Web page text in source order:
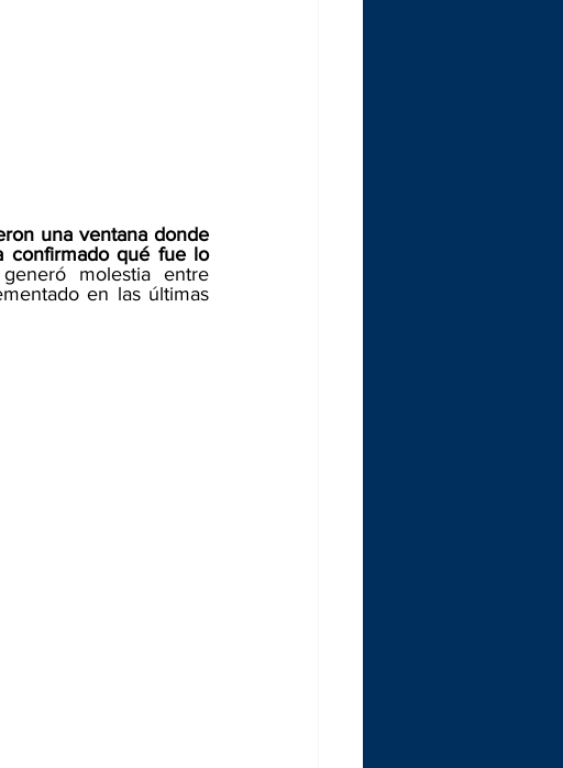
una ventana donde
confirmado qué fue lo
molestia entre
en las últimas